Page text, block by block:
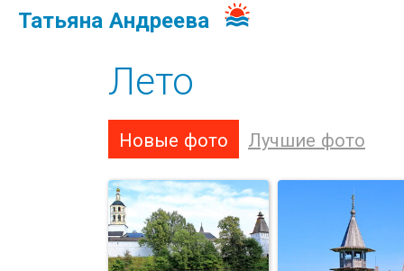
Татьяна Андреева
Лето
Новые фото Лучшие фото